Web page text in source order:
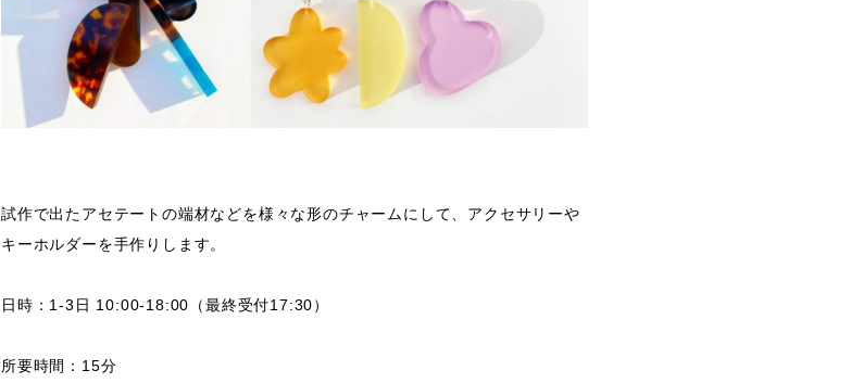
試作で出たアセテートの端材などを様々な形のチャームにして、アクセサリーや
キーホルダーを手作りします。
日時： 1-3日 10:00-18:00（最終受付17:30）
所要時間： 15分